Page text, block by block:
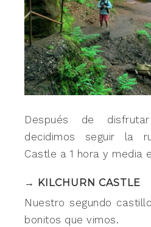
Después de
decidimos seguir la
Castle a 1 hora y media
→ KILCHURN CASTLE
Nuestro segundo
bonitos que vimos.